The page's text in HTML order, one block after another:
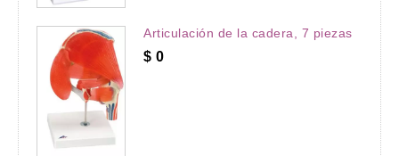
Articulación de la cadera, 7 piezas
$ 0